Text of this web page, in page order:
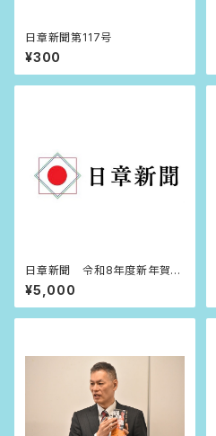
日章新聞第117号
¥300
日章新聞 令和8年度新年賀詞
広告
¥5,000